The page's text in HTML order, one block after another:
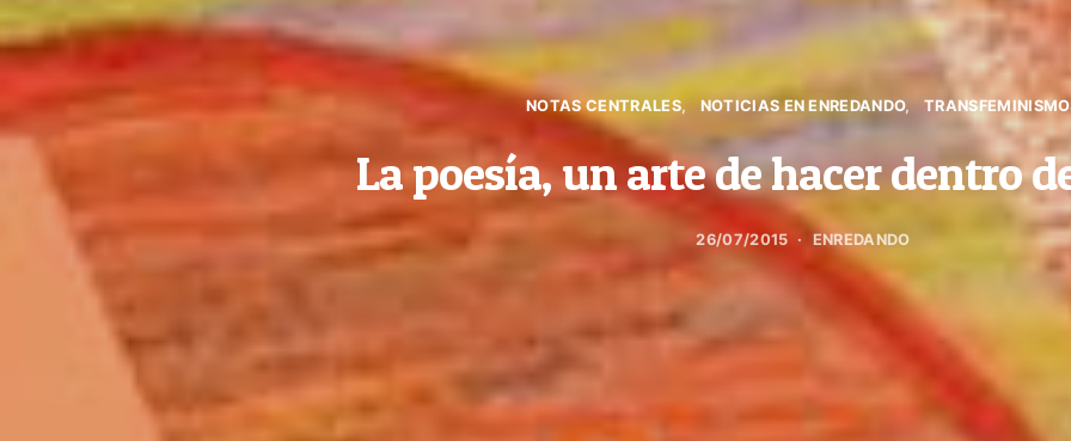
NOTAS CENTRALES NOTICIAS EN ENREDANDO
La poesía, un arte de hacer dentro
26/07/2015 ENREDANDO